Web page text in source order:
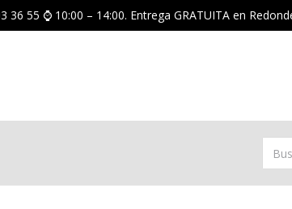
36 55 ⌚ 10:00 – 14:00. Entrega GRATUITA en